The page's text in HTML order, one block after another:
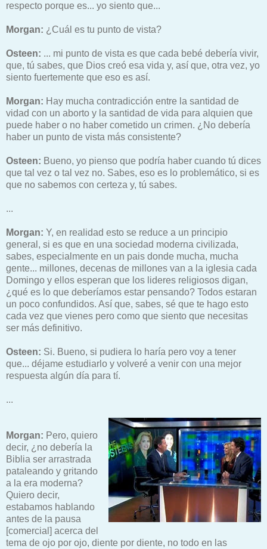
respecto porque es... yo siento que...
Morgan: ¿Cuál es tu punto de vista?
Osteen: ... mi punto de vista es que cada bebé debería vivir,
que, tú sabes, que Dios creó esa vida y, así que, otra vez, yo
siento fuertemente que eso es así.
Morgan: Hay mucha contradicción entre la santidad de
vidad con un aborto y la santidad de vida para alquien que
puede haber o no haber cometido un crimen. ¿No debería
haber un punto de vista más consistente?
Osteen: Bueno, yo pienso que podría haber cuando tú dices
que tal vez o tal vez no. Sabes, eso es lo problemático, si es
que no sabemos con certeza y, tú sabes.
...
Morgan: Y, en realidad esto se reduce a un principio
general, si es que en una sociedad moderna civilizada,
sabes, especialmente en un pais donde mucha, mucha
gente... millones, decenas de millones van a la iglesia cada
Domingo y ellos esperan que los lideres religiosos digan,
¿qué es lo que deberíamos estar pensando? Todos estaran
un poco confundidos. Así que, sabes, sé que te hago esto
cada vez que vienes pero como que siento que necesitas
ser más definitivo.
Osteen: Si. Bueno, si pudiera lo haría pero voy a tener
que... déjame estudiarlo y volveré a venir con una mejor
respuesta algún día para tí.
...
Morgan: Pero, quiero
decir, ¿no debería la
Biblia ser arrastrada
pataleando y gritando
a la era moderna?
Quiero decir,
estabamos hablando
antes de la pausa
[comercial] acerca del
tema de ojo por ojo, diente por diente, no todo en las